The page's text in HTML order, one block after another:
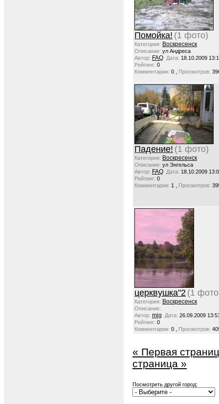
Помойка! (1 фото)
Категория: Воскресенск
Описание: ул Андреса
Автор: FAQ Дата: 18.10.2009
Рейтинг: 0
Комментарии: 0 , Просмотров:
Падение! (1 фото)
Категория: Воскресенск
Описание: ул Энгельса
Автор: FAQ Дата: 18.10.2009
Рейтинг: 0
Комментарии: 1 , Просмотров:
церквушка"2 (1
Категория: Воскресенск
Описание:
Автор: mig Дата: 26.09.2009
Рейтинг: 0
Комментарии: 0 , Просмотров:
« Первая
страница »
Посмотреть другой город: